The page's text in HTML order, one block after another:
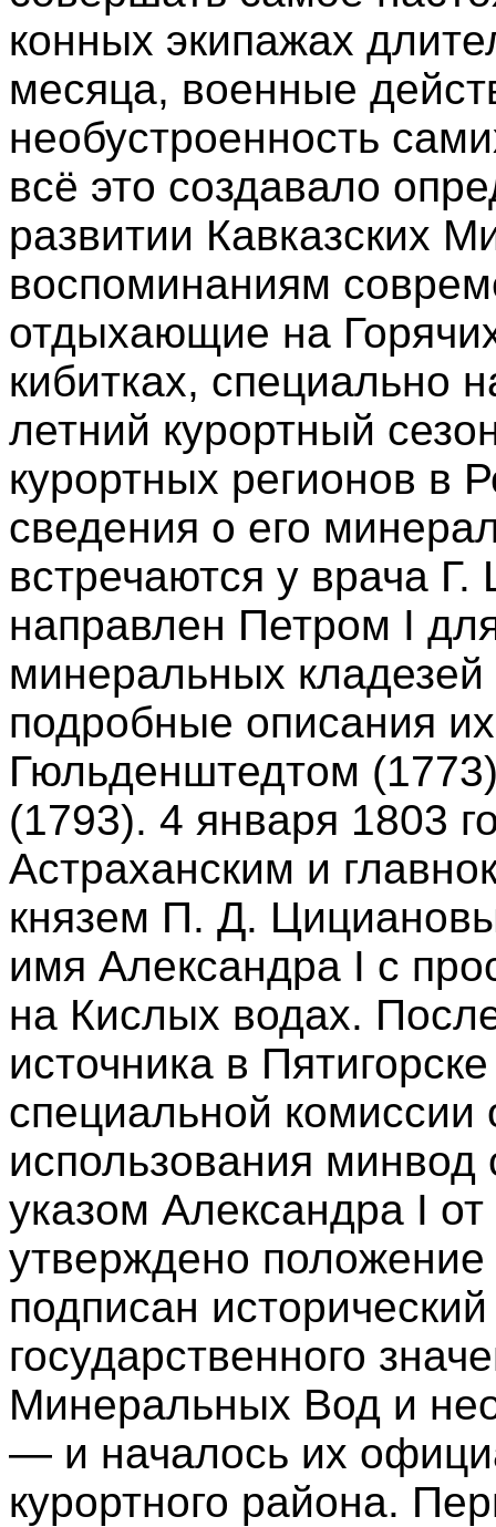
конных экипажах
месяца, военные
необустроенность
всё это создавало
развитии Кавказских
воспоминаниям
отдыхающие на
кибитках, специально
летний курортный
курортных регионов в
сведения о его
встречаются у врача
направлен Петром I
минеральных
подробные описания
Гюльденштедтом
(1793). 4 января 1803
Астраханским и
князем П. Д.
имя Александра I с
на Кислых водах.
источника в
специальной комиссии
использования
указом Александра I
утверждено
подписан
государственного
Минеральных Вод и
— и началось их
курортного района.